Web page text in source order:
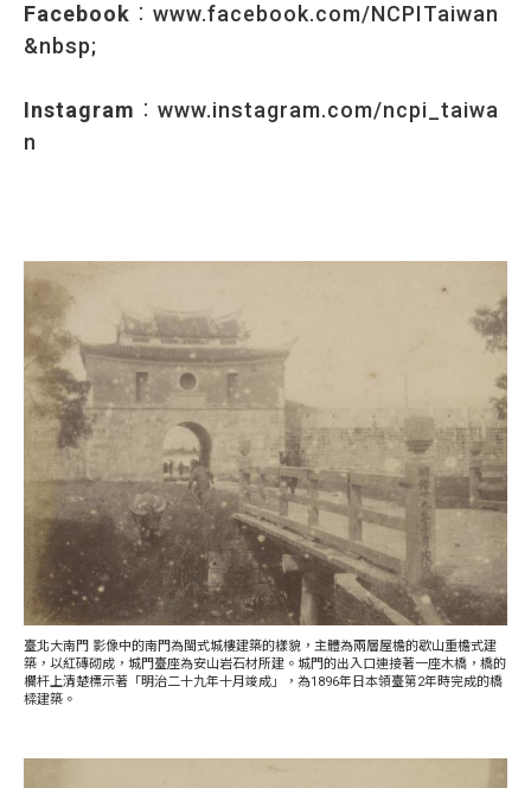
Facebook ： www.facebook.com/NCPITaiwan
&nbsp;
Instagram ： www.instagram.com/ncpi_taiwa
n
臺北大南門 影像中的南門為閩式城樓建築的樣貌，主體為兩層屋檐的歇山重檐式建
築，以紅磚砌成，城門臺座為安山岩石材所建。城門的出入口連接著一座木橋，橋的
欄杆上清楚標示著「明治二十九年十月竣成」，為1896年日本領臺第2年時完成的橋
樑建築。